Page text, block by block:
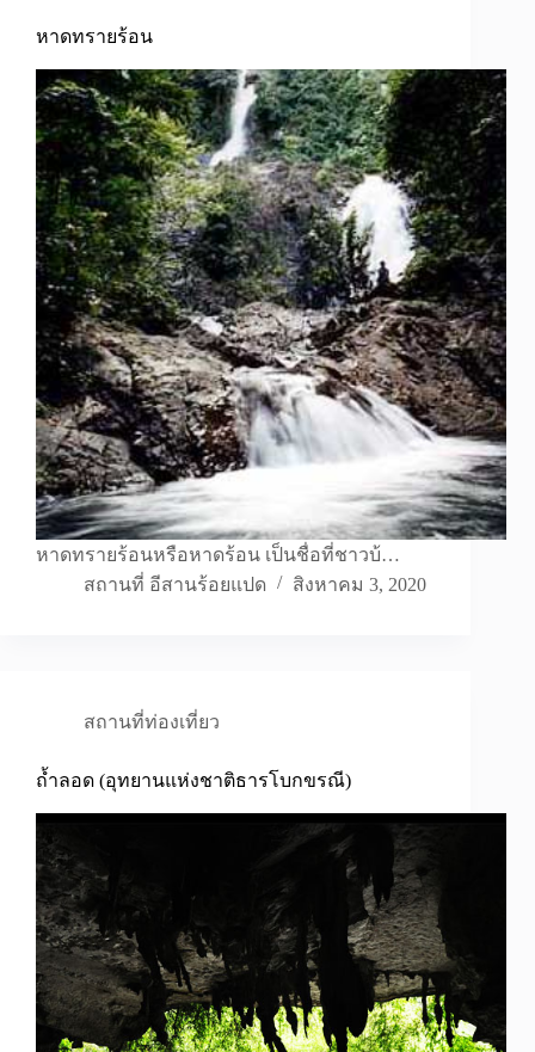
หาดทรายร้อน
หาดทรายร้อนหรือหาดร้อน เป็นชื่อที่ชาวบ้…
สถานที่ อีสานร้อยแปด
สิงหาคม 3, 2020
สถานที่ท่องเที่ยว
ถ้ำลอด (อุทยานแห่งชาติธารโบกขรณี)